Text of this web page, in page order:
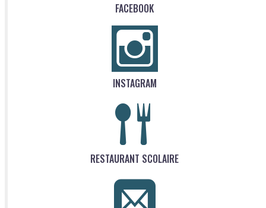
FACEBOOK
INSTAGRAM
RESTAURANT SCOLAIRE